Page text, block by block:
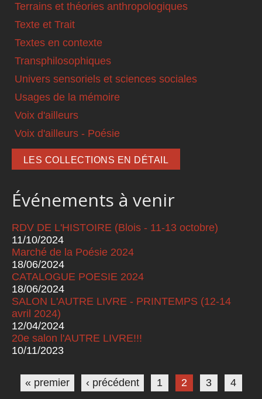
Terrains et théories anthropologiques
Texte et Trait
Textes en contexte
Transphilosophiques
Univers sensoriels et sciences sociales
Usages de la mémoire
Voix d'ailleurs
Voix d'ailleurs - Poésie
LES COLLECTIONS EN DÉTAIL
Événements à venir
RDV DE L'HISTOIRE (Blois - 11-13 octobre)
11/10/2024
Marché de la Poésie 2024
18/06/2024
CATALOGUE POESIE 2024
18/06/2024
SALON L'AUTRE LIVRE - PRINTEMPS (12-14
avril 2024)
12/04/2024
20e salon l'AUTRE LIVRE!!!
10/11/2023
Pages
« premier ‹ précédent 1 2 3 4